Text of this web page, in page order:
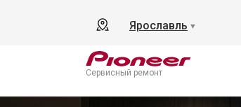
Ярославль ▼
Сервисный ремонт